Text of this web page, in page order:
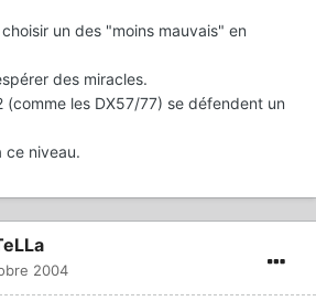
un des "moins mauvais" en
des miracles.
(comme les DX57/77) se défendent un
ce niveau.
2004